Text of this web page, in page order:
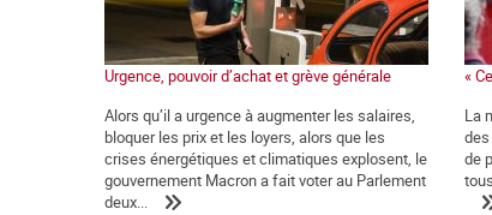
Urgence, pouvoir d’achat et grève générale
Alors qu’il a urgence à augmenter les salaires,
bloquer les prix et les loyers, alors que les
crises énergétiques et climatiques explosent, le
gouvernement Macron a fait voter au Parlement
deux...
«
La
de